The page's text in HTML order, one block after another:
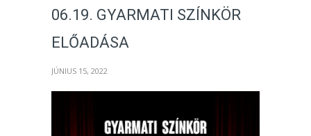
06.19. GYARMATI SZÍNKÖR
ELŐADÁSA
JÚNIUS 15, 2022